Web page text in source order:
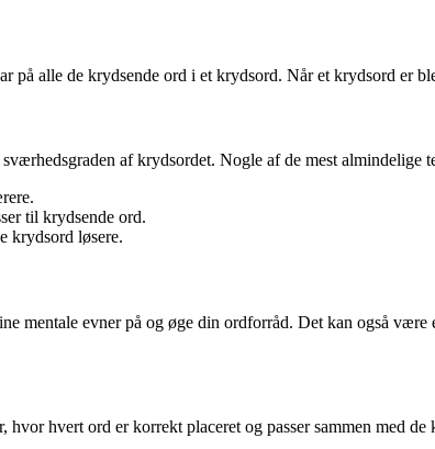
på alle de krydsende ord i et krydsord. Når et krydsord er
af krydsordet. Nogle af de mest almindelige
til krydsende ord.
krydsord løsere.
mentale evner på og øge din ordforråd. Det kan også
hvert ord er korrekt placeret og passer sammen med